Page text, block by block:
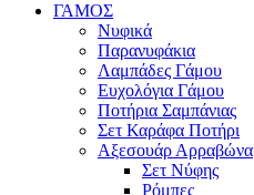
ΓΑΜΟΣ
Νυφικά
Παρανυφάκια
Λαμπάδες Γάμου
Ευχολόγια Γάμου
Ποτήρια Σαμπάνιας
Σετ Καράφα Ποτήρι
Αξεσουάρ Αρραβώνα
Σετ Νύφης
Ρόμπες